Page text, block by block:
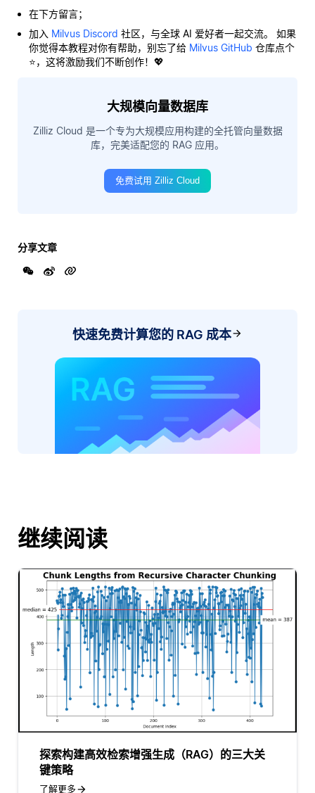
在下方留言；
加入 Milvus Discord 社区，与全球 AI 爱好者一起交流。 如果
你觉得本教程对你有帮助，别忘了给 Milvus GitHub 仓库点个
⭐，这将激励我们不断创作！💖
大规模向量数据库
Zilliz Cloud 是一个专为大规模应用构建的全托管向量数据
库，完美适配您的 RAG 应用。
免费试用 Zilliz Cloud
分享文章
快速免费计算您的 RAG 成本
继续阅读
探索构建高效检索增强生成（RAG）的三大关
键策略
了解更多